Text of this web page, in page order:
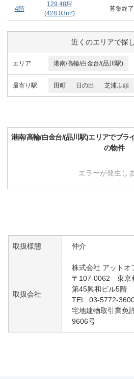
4階
129.48坪
(428.03m²)
募集終了
近くのエリアで探
エリア 港南/高輪/白金台/(品川駅)
最寄り駅 田町 日の出 芝浦ふ頭
港南/高輪/白金台/(品川駅)エリアでブラ
の物件
エラーが発生し
取扱様態 仲介
取扱会社
株式会社 アットオ
〒107-0062 東京
第45興和ビル5階
TEL: 03-5772-
宅地建物取引業
9606号